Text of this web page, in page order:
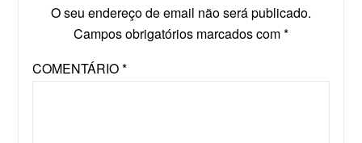
O seu endereço de email não será publicado.
Campos obrigatórios marcados com*
COMENTÁRIO*